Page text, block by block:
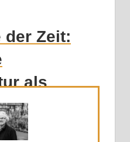
der Zeit:
als